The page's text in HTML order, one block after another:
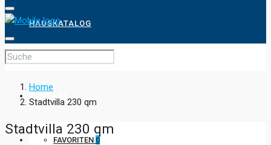
HAUSKATALOG
ANBIETER
FAVORITEN 0
Home
Stadtvilla 230 qm
Stadtvilla 230 qm